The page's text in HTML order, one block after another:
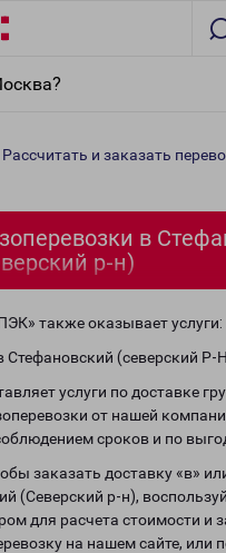
Рассчитать и заказать
в
р-н)
также оказывает услуги:
Стефановский (северский Р-
услуги по доставке
от нашей
сроков и по
заказать доставку «в»
(Северский р-н),
для расчета стоимости и
на нашем сайте, или